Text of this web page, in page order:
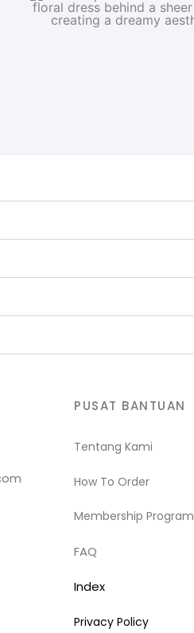
PUSAT BANTUAN
Tentang Kami
How To Order
Membership Program
FAQ
Index
Privacy Policy